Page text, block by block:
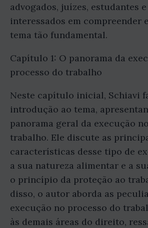
advogados, juízes, estudantes
interessados em compreender
tema tão fundamental.
Capítulo 1: O panorama da
processo do trabalho
Neste capítulo inicial, Schiavi
introdução ao tema,
panorama geral da execução
trabalho. Ele discute as
características desse tipo de
a sua natureza alimentar e a
o princípio da proteção ao
disso, o autor aborda as
execução no processo do
às demais áreas do direito,